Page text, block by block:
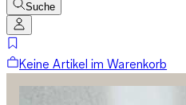
Suche
Keine Artikel im Warenkorb